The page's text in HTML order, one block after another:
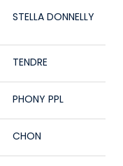
STELLA DONNELLY
TENDRE
PHONY PPL
CHON